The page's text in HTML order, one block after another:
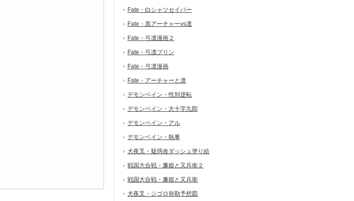
Fate・白シャツセイバー
Fate・黒アーチャーvs凛
Fate・弓凛漫画２
Fate・弓凛プリン
Fate・弓凛漫画
Fate・アーチャーと凛
デモンベイン・性別逆転
デモンベイン・大十字九郎
デモンベイン・アル
デモンベイン・執事
犬夜叉・疑惑改ダッシュ塗り絵
戦国大合戦・廉姫と又兵衛２
戦国大合戦・廉姫と又兵衛
犬夜叉・ジゴロ弥勒予想図